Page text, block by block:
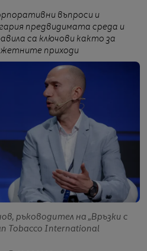
въпроси и
предвидимата среда и
са ключови както за
приходи
ръководител на „Връзки с
Tobacco International